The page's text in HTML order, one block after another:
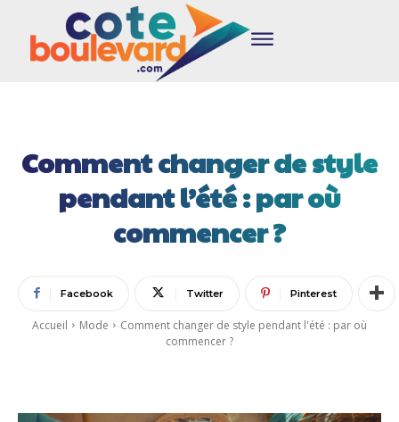
Comment changer de style
pendant l’été : par où
commencer ?
Facebook Twitter Pinterest
Accueil Mode
Comment changer de style pendant l'été : par où
commencer ?